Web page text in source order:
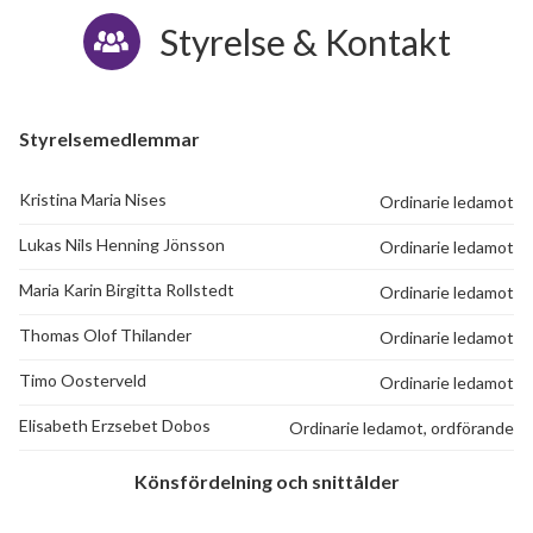
Styrelse & Kontakt
Styrelsemedlemmar
Kristina Maria Nises Ordinarie ledamot
Lukas Nils Henning Jönsson Ordinarie ledamot
Maria Karin Birgitta Rollstedt Ordinarie ledamot
Thomas Olof Thilander Ordinarie ledamot
Timo Oosterveld Ordinarie ledamot
Elisabeth Erzsebet Dobos Ordinarie ledamot, ordförande
Könsfördelning och snittålder